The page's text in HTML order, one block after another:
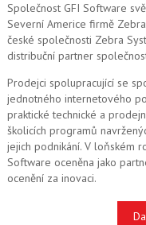
Společnost GFI Software
Severní Americe firmě
české společnosti Zebra
distribuční partner
Prodejci spolupracující se
jednotného internetového
praktické technické a
školicích programů
jejich podnikání. V loňském
Software oceněna jako
ocenění za inovaci.